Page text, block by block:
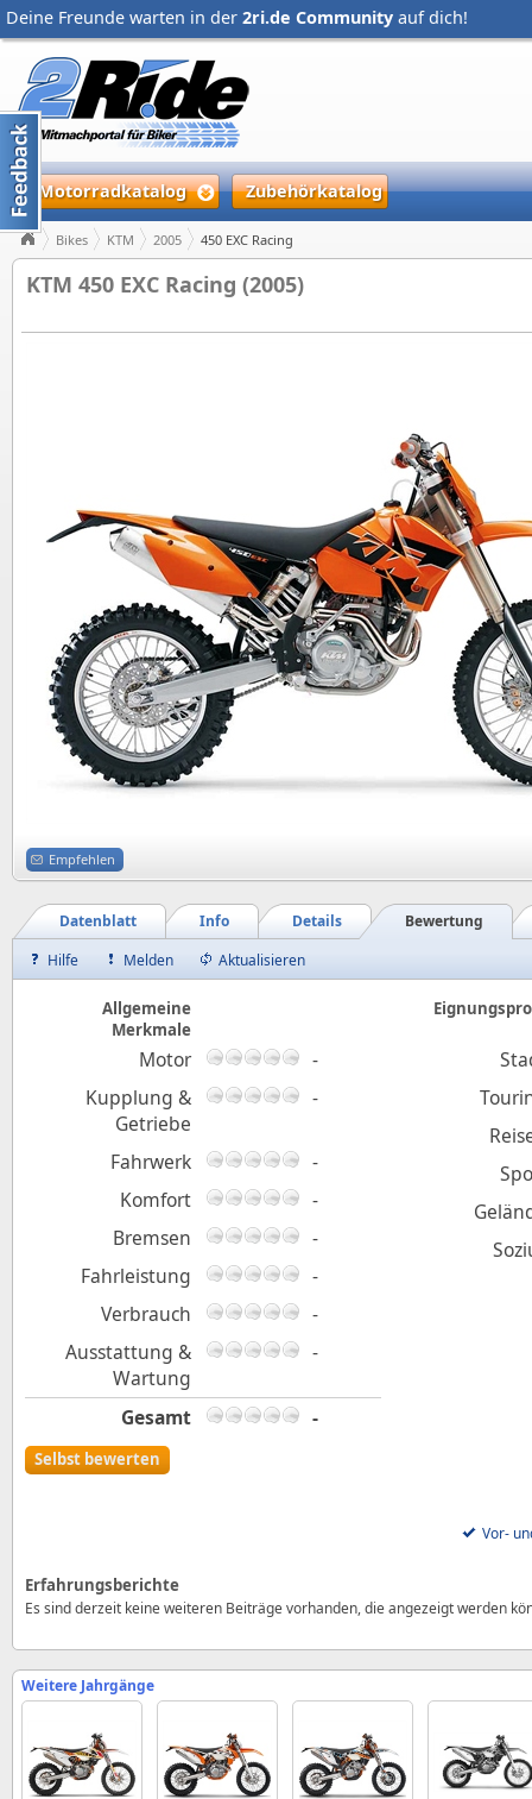
Deine Freunde warten in der 2ri.de Community auf dich!
Motorradkatalog Zubehörkatalog
Bikes KTM 2005 450 EXC Racing
KTM 450 EXC Racing (2005)
Empfehlen
Bewertung
Details
Info
Datenblatt
Hilfe
Melden Aktualisieren
Allgemeine
Merkmale
Motor
-
Kupplung &
Getriebe
-
Fahrwerk
-
Komfort
-
Bremsen
-
Fahrleistung
-
Verbrauch
-
Ausstattung &
Wartung
-
Gesamt -
Selbst bewerten
Vor-
Erfahrungsberichte
Es sind derzeit keine weiteren Beiträge vorhanden, die angezeigt werden
Weitere Jahrgänge